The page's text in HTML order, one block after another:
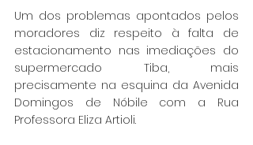
Um dos problemas apontados pelos
moradores diz respeito à falta de
estacionamento nas imediações do
supermercado Tiba, mais
precisamente na esquina da Avenida
Domingos de Nóbile com a Rua
Professora Eliza Artioli.